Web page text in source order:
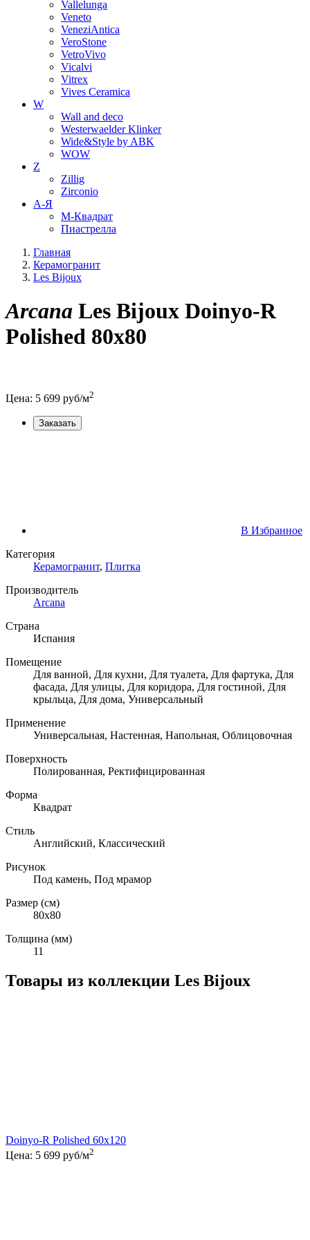
Vallelunga
Veneto
VeneziAntica
VeroStone
VetroVivo
Vicalvi
Vitrex
Vives Ceramica
W
Wall and deco
Westerwaelder Klinker
Wide&Style by ABK
WOW
Z
Zillig
Zirconio
А-Я
М-Квадрат
Пиастрелла
Главная
Керамогранит
Les Bijoux
Arcana Les Bijoux Doinyo-R
Polished 80x80
Цена: 5 699 руб/м2
Заказать
В Избранное
Категория
Керамогранит, Плитка
Производитель
Arcana
Страна
Испания
Помещение
Для ванной, Для кухни, Для туалета, Для фартука, Для
фасада, Для улицы, Для коридора, Для гостиной, Для
крыльца, Для дома, Универсальный
Применение
Универсальная, Настенная, Напольная, Облицовочная
Поверхность
Полированная, Ректифицированная
Форма
Квадрат
Стиль
Английский, Классический
Рисунок
Под камень, Под мрамор
Размер (см)
80х80
Толщина (мм)
11
Товары из коллекции Les Bijoux
Doinyo-R Polished 60x120
Цена: 5 699 руб/м2